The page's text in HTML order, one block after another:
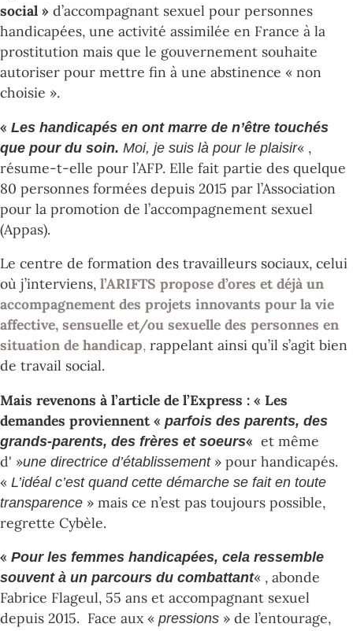
social » d’accompagnant sexuel pour personnes
handicapées, une activité assimilée en France à la
prostitution mais que le gouvernement souhaite
autoriser pour mettre fin à une abstinence « non
choisie ».
« Les handicapés en ont marre de n’être touchés
que pour du soin. Moi, je suis là pour le plaisir« ,
résume-t-elle pour l’AFP. Elle fait partie des quelque
80 personnes formées depuis 2015 par l’Association
pour la promotion de l’accompagnement sexuel
(Appas).
Le centre de formation des travailleurs sociaux, celui
où j’interviens, l’ARIFTS propose d’ores et déjà un
accompagnement des projets innovants pour la vie
affective, sensuelle et/ou sexuelle des personnes en
situation de handicap, rappelant ainsi qu’il s’agit bien
de travail social.
Mais revenons à l’article de l’Express : « Les
demandes proviennent « parfois des parents, des
grands-parents, des frères et soeurs« et même
d' »une directrice d’établissement» pour handicapés.
« L’idéal c’est quand cette démarche se fait en toute
transparence » mais ce n’est pas toujours possible,
regrette Cybèle.
« Pour les femmes handicapées, cela ressemble
souvent à un parcours du combattant« , abonde
Fabrice Flageul, 55 ans et accompagnant sexuel
depuis 2015. Face aux « pressions » de l’entourage,